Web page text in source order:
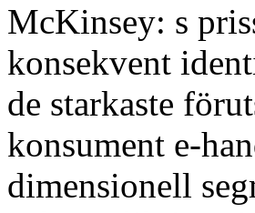
McKinsey: s
konsekvent
de starkaste
konsument e-
dimensionell